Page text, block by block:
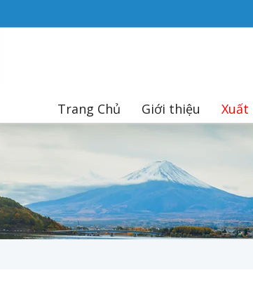
Trang Chủ Giới thiệu Xuất